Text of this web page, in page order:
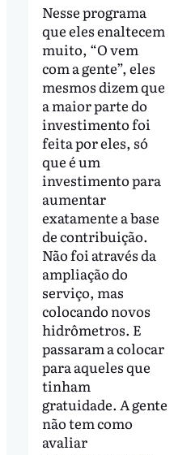
Nesse programa
que eles enaltecem
muito, “O vem
com a gente”, eles
mesmos dizem que
a maior parte do
investimento foi
feita por eles, só
que é um
investimento para
aumentar
exatamente a base
de contribuição.
Não foi através da
ampliação do
serviço, mas
colocando novos
hidrômetros. E
passaram a colocar
para aqueles que
tinham
gratuidade. A gente
não tem como
avaliar